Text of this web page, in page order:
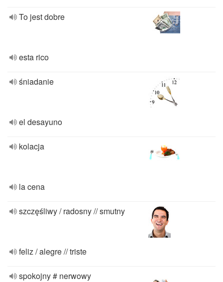
To jest dobre
esta rico
śniadanie
el desayuno
kolacja
la cena
szczęśliwy / radosny // smutny
feliz / alegre // triste
spokojny # nerwowy